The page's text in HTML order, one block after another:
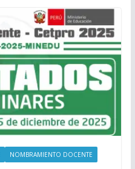
NOMBRAMIENTO DOCENTE